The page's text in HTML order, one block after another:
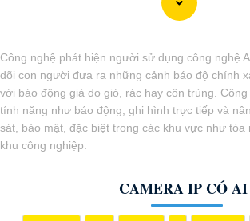
Công nghệ phát hiện người sử dụng công nghệ
dõi con người đưa ra những cảnh báo độ chính
với báo động giả do gió, rác hay côn trùng.
tính năng như báo động, ghi hình trực tiếp và
sát, bảo mật, đặc biệt trong các khu vực như tòa
khu công nghiệp.
CAMERA IP CÓ AI